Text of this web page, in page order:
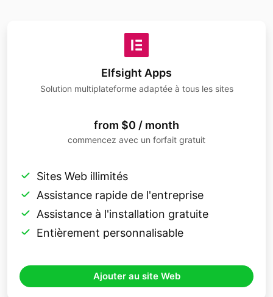
Elfsight Apps
Solution multiplateforme adaptée à tous les sites
from $0 / month
commencez avec un forfait gratuit
Sites Web illimités
Assistance rapide de l'entreprise
Assistance à l'installation gratuite
Entièrement personnalisable
Ajouter au site Web